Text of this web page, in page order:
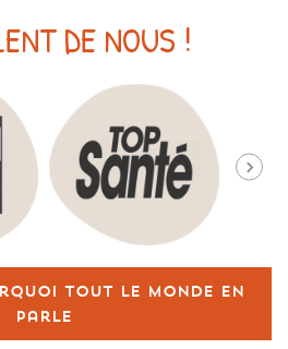
DE NOUS !
tout le monde en
parle